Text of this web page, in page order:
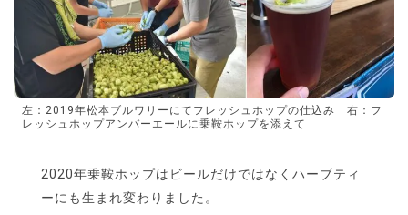
左：2019年松本ブルワリーにてフレッシュホップの仕込み 右：フ
レッシュホップアンバーエールに乗鞍ホップを添えて
2020年乗鞍ホップはビールだけではなくハーブティ
ーにも生まれ変わりました。